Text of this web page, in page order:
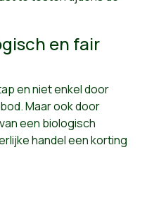
en fair
en niet enkel door
Maar ook door
een biologisch
handel een korting